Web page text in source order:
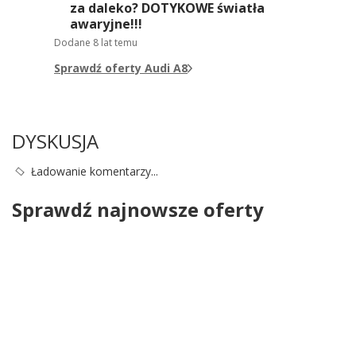
za daleko? DOTYKOWE światła
awaryjne!!!
Dodane 8 lat temu
Sprawdź oferty Audi A8
DYSKUSJA
Ładowanie komentarzy...
Sprawdź najnowsze oferty